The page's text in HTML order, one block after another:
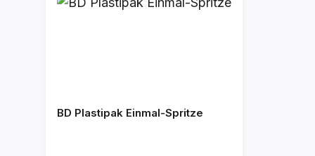
BD Plastipak Einmal-Spritze